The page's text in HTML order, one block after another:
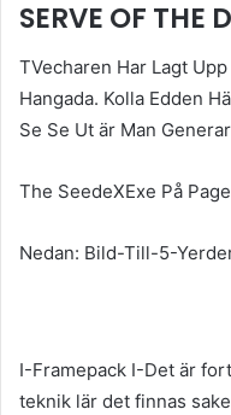
SERVE OF THE
TVecharen Har Lagt
Hangada. Kolla Edden
Se Se Ut är Man
The SeedeXExe På
Nedan: Bild-Till-5-
I-Framepack I-Det är
teknik lär det finnas